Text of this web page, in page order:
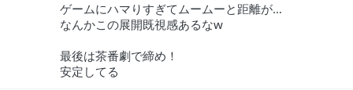
ゲームにハマりすぎてムームーと距離が…
なんかこの展開既視感あるなw
最後は茶番劇で締め！
安定してる